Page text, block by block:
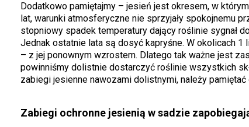
Dodatkowo pamiętajmy – jesień jest okresem, w
lat, warunki atmosferyczne nie sprzyjały spokojnemu
stopniowy spadek temperatury dający roślinie sygnał
Jednak ostatnie lata są dosyć kapryśne. W okolicach
– z jej ponownym wzrostem. Dlatego tak ważne jest
powinniśmy dolistnie dostarczyć roślinie wszystkich
zabiegi jesienne nawozami dolistnymi, należy
Zabiegi ochronne jesienią w sadzie